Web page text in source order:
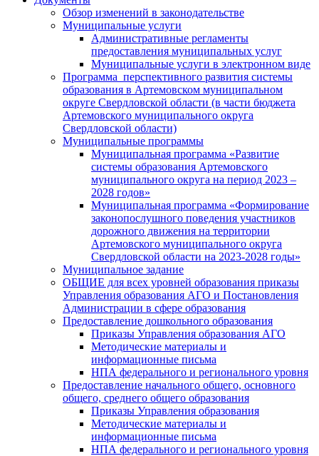
Обзор изменений в законодательстве
Муниципальные услуги
Административные регламенты
предоставления муниципальных услуг
Муниципальные услуги в электронном виде
Программа перспективного развития системы
образования в Артемовском муниципальном
округе Свердловской области (в части бюджета
Артемовского муниципального округа
Свердловской области)
Муниципальные программы
Муниципальная программа «Развитие
системы образования Артемовского
муниципального округа на период 2023 –
2028 годов»
Муниципальная программа «Формирование
законопослушного поведения участников
дорожного движения на территории
Артемовского муниципального округа
Свердловской области на 2023-2028 годы»
Муниципальное задание
ОБЩИЕ для всех уровней образования приказы
Управления образования АГО и Постановления
Администрации в сфере образования
Предоставление дошкольного образования
Приказы Управления образования АГО
Методические материалы и
информационные письма
НПА федерального и регионального уровня
Предоставление начального общего, основного
общего, среднего общего образования
Приказы Управления образования
Методические материалы и
информационные письма
НПА федерального и регионального уровня